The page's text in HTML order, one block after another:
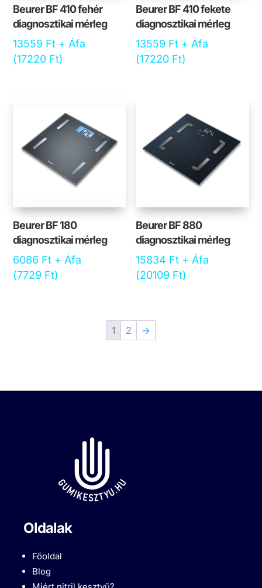
Beurer BF 410 fehér
diagnosztikai mérleg
13559 Ft + Áfa
(17220 Ft)
Beurer BF 410 fekete
diagnosztikai mérleg
13559 Ft + Áfa
(17220 Ft)
Beurer BF 180
diagnosztikai mérleg
6086 Ft + Áfa
(7729 Ft)
Beurer BF 880
diagnosztikai mérleg
15834 Ft + Áfa
(20109 Ft)
1 2 →
Oldalak
Főoldal
Blog